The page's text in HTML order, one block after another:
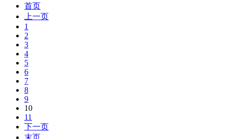
首页
上一页
1
2
3
4
5
6
7
8
9
10
11
下一页
末页